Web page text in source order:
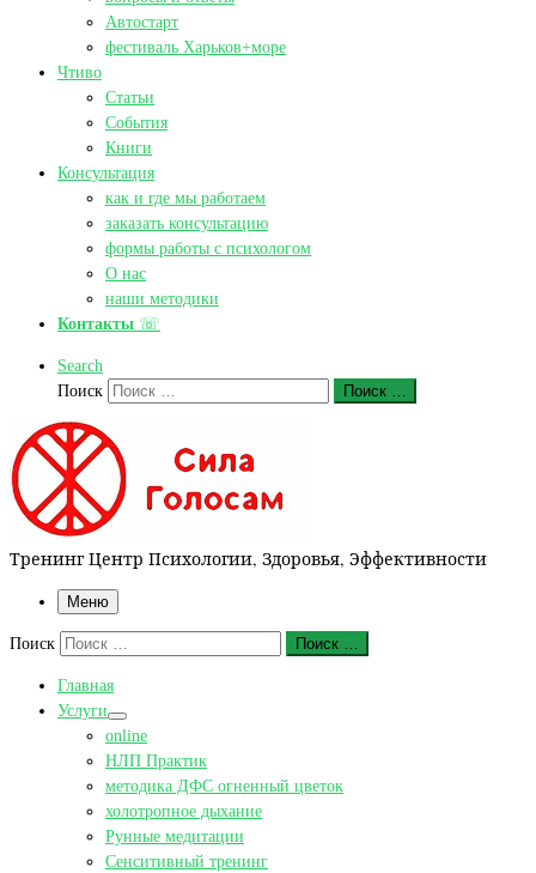
Автостарт
фестиваль Харьков+море
Чтиво
Статьи
События
Книги
Консультация
как и где мы работаем
заказать консультацию
формы работы с психологом
О нас
наши методики
Контакты ☏
Search
Поиск
Поиск …
Тренинг Центр Психологии, Здоровья, Эффективности
Меню
Поиск Поиск …
Главная
Услуги
online
НЛП Практик
методика ДФС огненный цветок
холотропное дыхание
Рунные медитации
Сенситивный тренинг